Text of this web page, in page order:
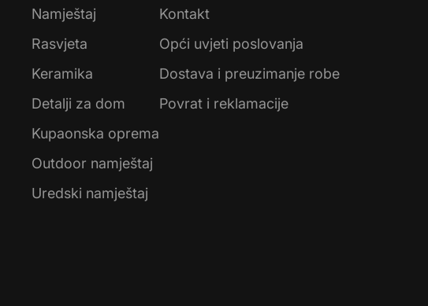
Namještaj
Rasvjeta
Keramika
Detalji za dom
Kupaonska oprema
Outdoor namještaj
Uredski namještaj
Kontakt
Opći uvjeti poslovanja
Dostava i preuzimanje robe
Povrat i reklamacije